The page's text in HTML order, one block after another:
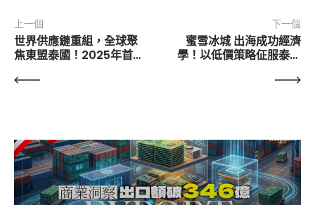
上一個
世界供應鏈重組，全球聚
焦東盟泰國！2025年首
68％！對路泰國全力為企
下一個
蜜雪冰城 出海成功經濟
學！以低價策略佂服泰國
以上市泰國為目標